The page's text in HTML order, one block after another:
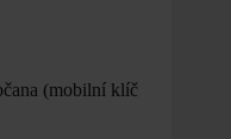
(mobilní klíč